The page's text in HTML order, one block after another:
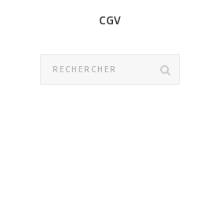
CGV